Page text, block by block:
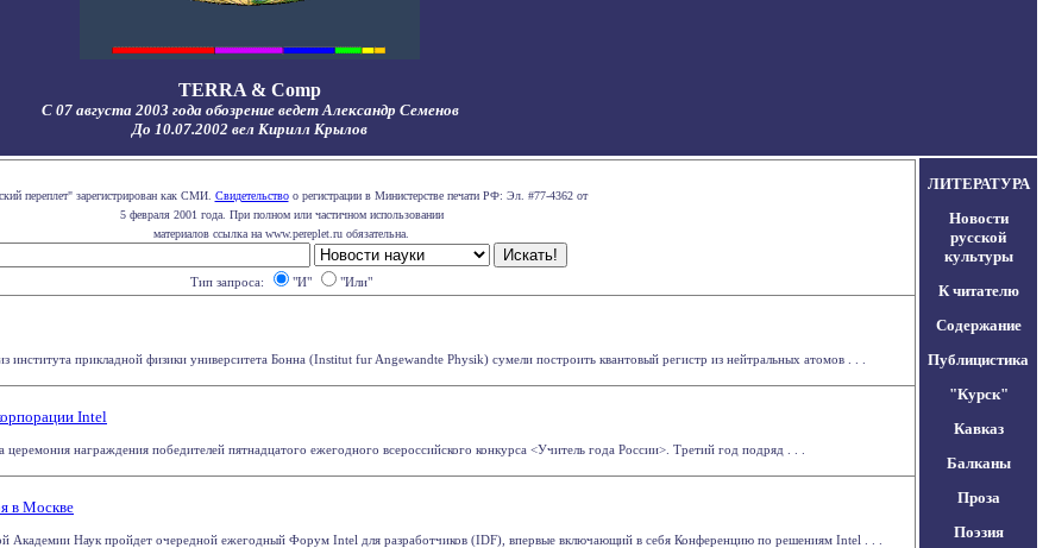
TERRA & Comp
С 07 августа 2003 года обозрение ведет Александр Семенов
До 10.07.2002 вел Кирилл Крылов
переплет" зарегистрирован как СМИ. Свидетельствоо регистрации в Министерстве печати РФ: Эл. #77-4362 от
5 февраля 2001 года. При полном или частичном использовании
материалов ссылка на www.pereplet.ru обязательна.
Тип запроса: "И" "Или"
прикладной физики университета Бонна (Institut fur Angewandte Physik) сумели построить квантовый регистр из нейтральных атомов . . .
Intel
награждения победителей пятнадцатого ежегодного всероссийского конкурса <Учитель года России>. Третий год подряд . . .
в Москве
Академии Наук пройдет очередной ежегодный Форум Intel для разработчиков (IDF), впервые включающий в себя Конференцию по решениям Intel . . .
ЛИТЕРАТУРА
Новости
русской
культуры
К читателю
Содержание
Публицистика
"Курск"
Кавказ
Балканы
Проза
Поэзия